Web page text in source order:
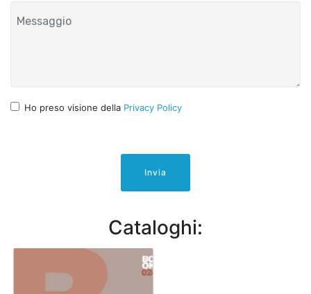
Ho preso visione della Privacy Policy
Invia
Cataloghi: